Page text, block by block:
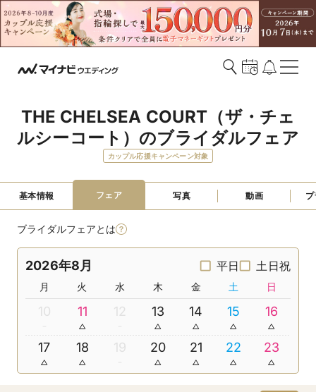
THE CHELSEA COURT（ザ・チェ
ルシーコート）のブライダルフェア
カップル応援キャンペーン対象
基本情報 フェア 写真 動画
ブライダルフェアとは
2026年8月 平日 土日祝
月 火 水 木 金 土 日
10 11 12 13 14 15 16
17 18 19 20 21 22 23